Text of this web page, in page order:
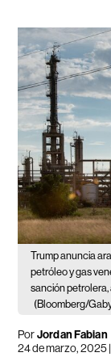
Trump anuncia
petróleo y gas
sanción
(Bloomberg/
PorJordan Fabian
24 de marzo, 2025